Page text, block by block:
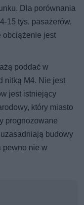
Dla porównania
15 tys. pasażerów,
obciążenie jest
poddać w
nitką M4. Nie jest
jest istniejący
który miasto
prognozowane
budowy
pewno nie w